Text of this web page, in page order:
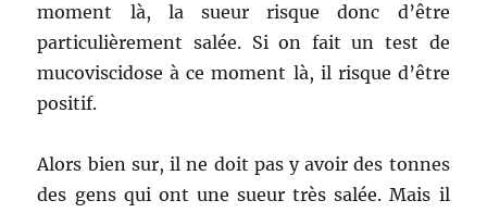
moment là, la sueur risque donc d’être
particulièrement salée. Si on fait un test de
mucoviscidose à ce moment là, il risque d’être
positif.
Alors bien sur, il ne doit pas y avoir des tonnes
des gens qui ont une sueur très salée. Mais il